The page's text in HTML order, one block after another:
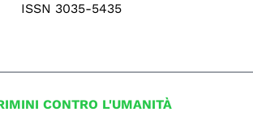
ISSN 3035-5435
CONTRO L'UMANITÀ